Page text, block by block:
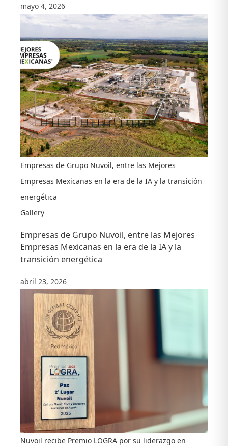
mayo 4, 2026
Empresas de Grupo Nuvoil, entre las Mejores
Empresas Mexicanas en la era de la IA y la transición
energética
Gallery
Empresas de Grupo Nuvoil, entre las Mejores
Empresas Mexicanas en la era de la IA y la
transición energética
abril 23, 2026
Nuvoil recibe Premio LOGRA por su liderazgo en